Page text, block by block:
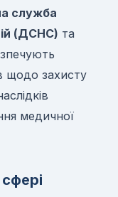
служба
(ДСНС) та
щодо захисту
медичної